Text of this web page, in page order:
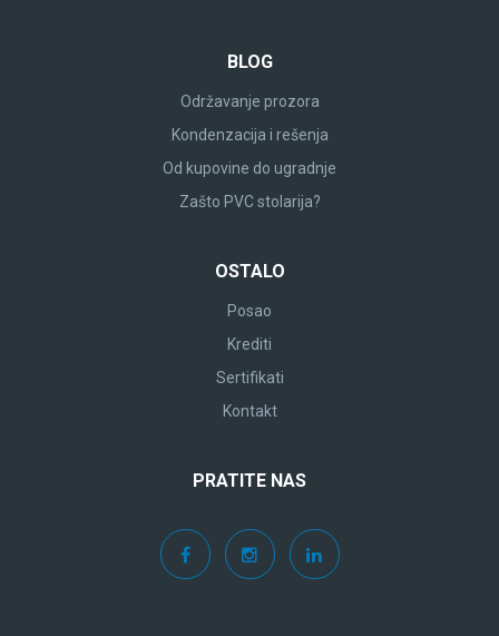
BLOG
Održavanje prozora
Kondenzacija i rešenja
Od kupovine do ugradnje
Zašto PVC stolarija?
OSTALO
Posao
Krediti
Sertifikati
Kontakt
PRATITE NAS